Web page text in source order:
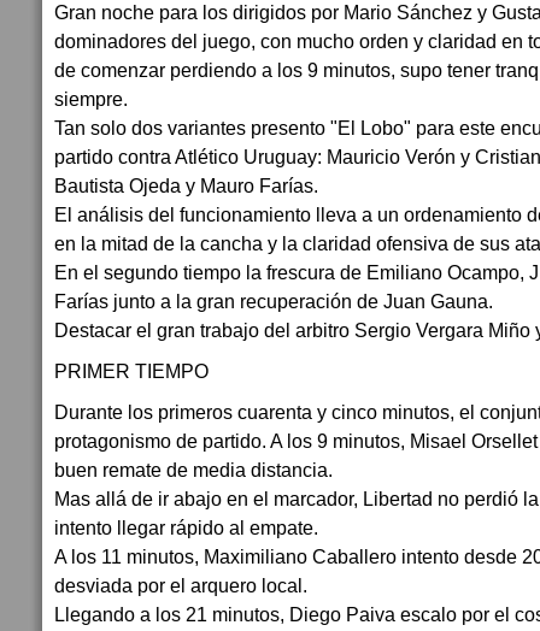
Gran noche para los dirigidos por Mario Sánchez y
dominadores del juego, con mucho orden y claridad en
de comenzar perdiendo a los 9 minutos, supo tener
siempre.
Tan solo dos variantes presento "El Lobo" para este
partido contra Atlético Uruguay: Mauricio Verón y
Bautista Ojeda y Mauro Farías.
El análisis del funcionamiento lleva a un ordenamiento
en la mitad de la cancha y la claridad ofensiva de sus
En el segundo tiempo la frescura de Emiliano Ocampo,
Farías junto a la gran recuperación de Juan Gauna.
Destacar el gran trabajo del arbitro Sergio Vergara Miño
PRIMER TIEMPO
Durante los primeros cuarenta y cinco minutos, el
protagonismo de partido. A los 9 minutos, Misael
buen remate de media distancia.
Mas allá de ir abajo en el marcador, Libertad no perdió
intento llegar rápido al empate.
A los 11 minutos, Maximiliano Caballero intento desde
desviada por el arquero local.
Llegando a los 21 minutos, Diego Paiva escalo por el